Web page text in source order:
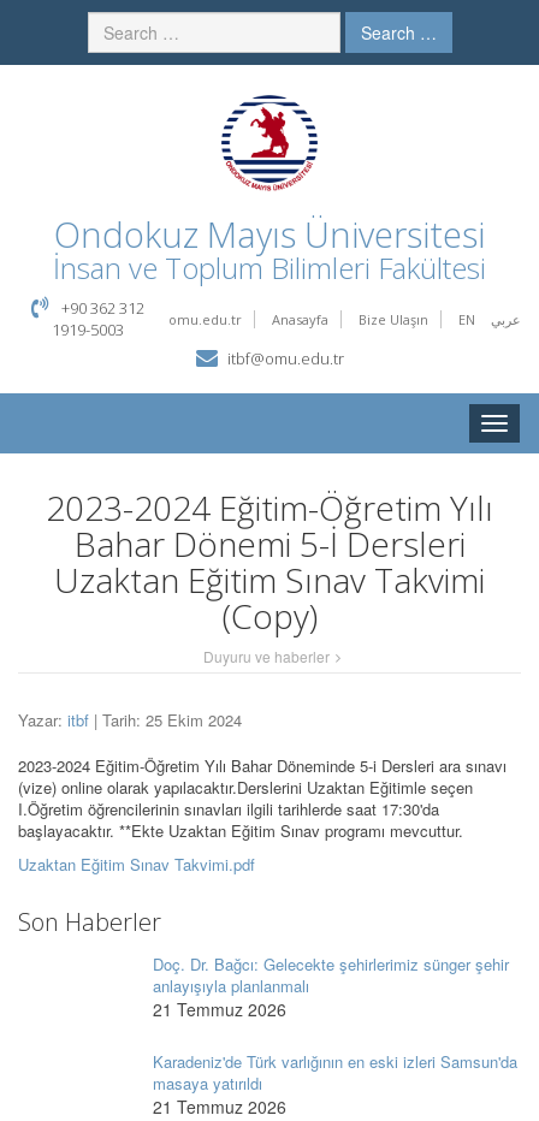
Search …
Ondokuz Mayıs Üniversitesi
İnsan ve Toplum Bilimleri Fakültesi
omu.edu.tr Anasayfa Bize Ulaşın EN عربي
+90 362 312
1919-5003
itbf@omu.edu.tr
Toggle
2023-2024 Eğitim-Öğretim Yılı
Bahar Dönemi 5-İ Dersleri
Uzaktan Eğitim Sınav Takvimi
(Copy)
Duyuru ve haberler
Yazar: itbf | Tarih: 25 Ekim 2024
2023-2024 Eğitim-Öğretim Yılı Bahar Döneminde 5-i Dersleri ara sınavı
(vize) online olarak yapılacaktır.Derslerini Uzaktan Eğitimle seçen
I.Öğretim öğrencilerinin sınavları ilgili tarihlerde saat 17:30'da
başlayacaktır. **Ekte Uzaktan Eğitim Sınav programı mevcuttur.
Uzaktan Eğitim Sınav Takvimi.pdf
Son Haberler
Doç. Dr. Bağcı: Gelecekte şehirlerimiz sünger şehir
anlayışıyla planlanmalı
21 Temmuz 2026
Karadeniz'de Türk varlığının en eski izleri Samsun'da
masaya yatırıldı
21 Temmuz 2026